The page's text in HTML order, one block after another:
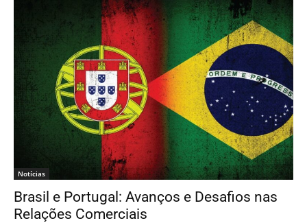
Notícias
Brasil e Portugal: Avanços e Desafios nas
Relações Comerciais